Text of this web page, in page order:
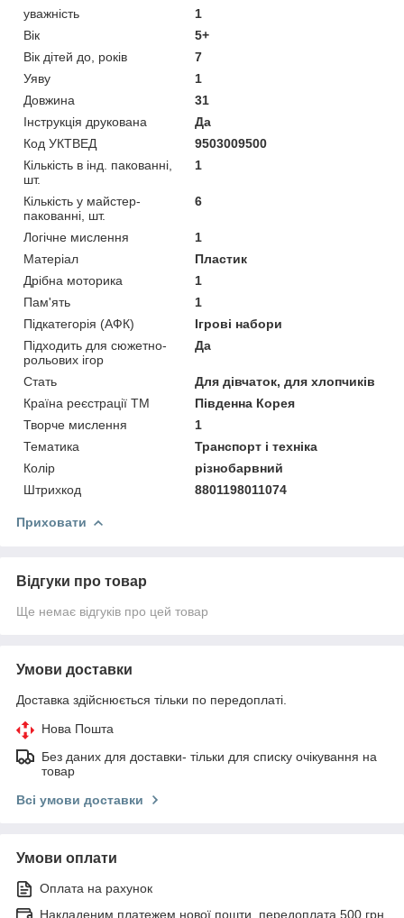
уважність
1
Вік
5+
Вік дітей до, років
7
Уяву
1
Довжина
31
Інструкція друкована
Да
Код УКТВЕД
9503009500
Кількість в інд. пакованні,
шт.
1
Кількість у майстер-
пакованні, шт.
6
Логічне мислення
1
Матеріал
Пластик
Дрібна моторика
1
Пам'ять
1
Підкатегорія (АФК)
Ігрові набори
Підходить для сюжетно-
рольових ігор
Да
Стать
Для дівчаток, для хлопчиків
Країна реєстрації ТМ
Південна Корея
Творче мислення
1
Тематика
Транспорт і техніка
Колір
різнобарвний
Штрихкод
8801198011074
Приховати
Відгуки про товар
Ще немає відгуків про цей товар
Умови доставки
Доставка здійснюється тільки по передоплаті.
Нова Пошта
Без даних для доставки- тільки для списку очікування на
товар
Всі умови доставки
Умови оплати
Оплата на рахунок
Накладеним платежем нової пошти, передоплата 500 грн